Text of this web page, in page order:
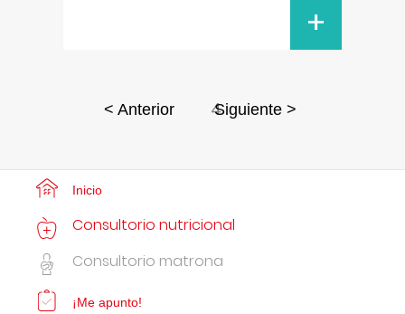
+
< Anterior 4
Siguiente >
Inicio
Consultorio nutricional
Consultorio matrona
¡Me apunto!